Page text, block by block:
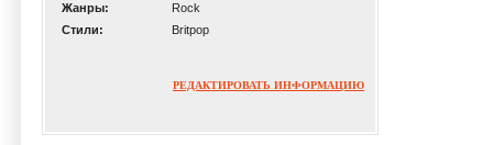
Жанры:
Rock
Стили:
Britpop
РЕДАКТИРОВАТЬ ИНФОРМАЦИЮ